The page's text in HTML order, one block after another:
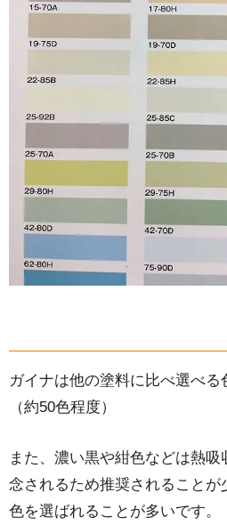
ガイナは他の塗料に比べ選べる
（約50色程度）
また、濃い黒や紺色などは熱
念されるため推奨されることが
色を選ばれることが多いです。